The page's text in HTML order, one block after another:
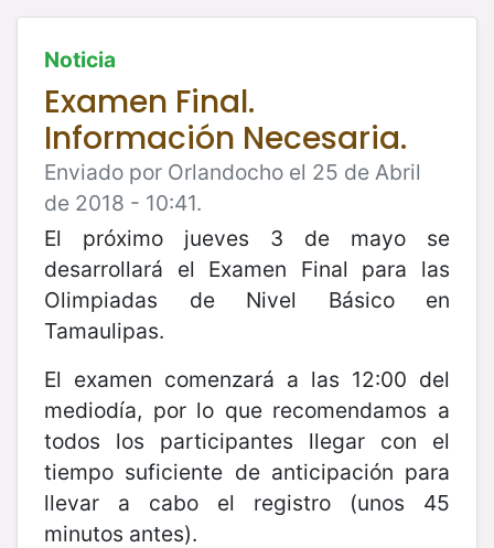
Noticia
Examen Final.
Información Necesaria.
Enviado por Orlandocho el 25 de Abril
de 2018 - 10:41.
El próximo jueves 3 de mayo se
desarrollará el Examen Final para las
Olimpiadas de Nivel Básico en
Tamaulipas.
El examen comenzará a las 12:00 del
mediodía, por lo que recomendamos a
todos los participantes llegar con el
tiempo suficiente de anticipación para
llevar a cabo el registro (unos 45
minutos antes).